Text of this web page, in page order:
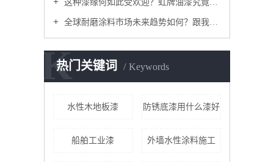
这种漆缘何如此受欢迎？虹牌油漆究竟有什么魅力成为发达国家建房选择？虹牌涂料厂家为您揭秘
全球耐磨涂料市场未来趋势如何？跟我来看一下吧
热门关键词 Keywords
K
水性木地板漆 防锈底漆用什么漆好
船舶工业漆 外墙水性涂料施工